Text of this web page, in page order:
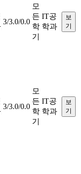
3/3.0/0.0
모
든
학
기
IT공
학과
보
기
3/3.0/0.0
모
든
학
기
IT공
학과
보
기